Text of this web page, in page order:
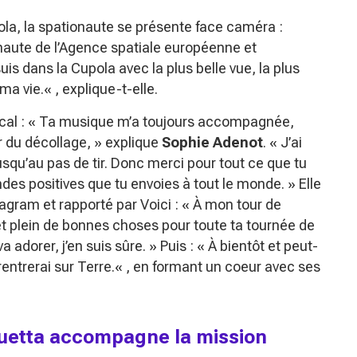
la spationaute se présente face caméra :
de l’Agence spatiale européenne et
dans la Cupola avec la plus belle vue, la plus
vie.« , explique-t-elle.
: « Ta musique m’a toujours accompagnée,
du décollage, » explique Sophie Adenot. « J’ai
pas de tir. Donc merci pour tout ce que tu
positives que tu envoies à tout le monde. » Elle
et rapporté par Voici : « À mon tour de
plein de bonnes choses pour toute ta tournée de
adorer, j’en suis sûre. » Puis : « À bientôt et peut-
sur Terre.« , en formant un coeur avec ses
accompagne la mission